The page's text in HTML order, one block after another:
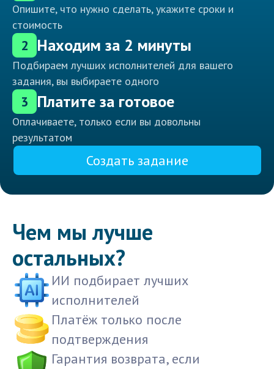
Опишите, что нужно сделать, укажите сроки и
стоимость
2 Находим за 2 минуты
Подбираем лучших исполнителей для вашего
задания, вы выбираете одного
3 Платите за готовое
Оплачиваете, только если вы довольны
результатом
Создать задание
Чем мы лучше
остальных?
ИИ подбирает лучших
исполнителей
Платёж только после
подтверждения
Гарантия возврата, если